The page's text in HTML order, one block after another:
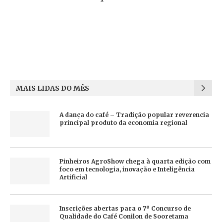
MAIS LIDAS DO MÊS
A dança do café – Tradição popular reverencia
principal produto da economia regional
Pinheiros AgroShow chega à quarta edição com
foco em tecnologia, inovação e Inteligência
Artificial
Inscrições abertas para o 7º Concurso de
Qualidade do Café Conilon de Sooretama